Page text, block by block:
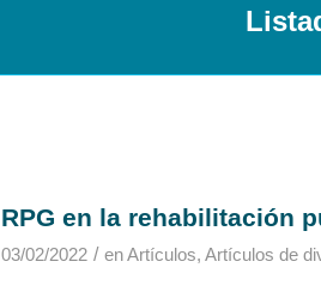
RPG en la rehabilitación
03/02/2022 / enArtículos, Artículos de